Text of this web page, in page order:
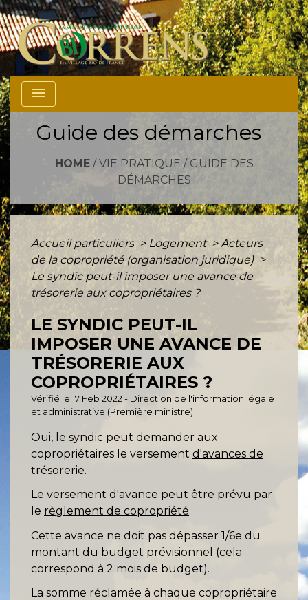
menu
Guide des démarches
HOME/ VIE PRATIQUE / GUIDE DES
DÉMARCHES
Accueil particuliers > Logement > Acteurs
de la copropriété (organisation juridique) >
Le syndic peut-il imposer une avance de
trésorerie aux copropriétaires ?
LE SYNDIC PEUT-IL
IMPOSER UNE AVANCE DE
TRÉSORERIE AUX
COPROPRIÉTAIRES ?
Vérifié le 17 Feb 2022 - Direction de l'information légale
et administrative (Première ministre)
Oui, le syndic peut demander aux
copropriétaires le versement d'avances de
trésorerie.
Le versement d'avance peut être prévu par
le règlement de copropriété.
Cette avance ne doit pas dépasser 1/6e du
montant du budget prévisionnel (cela
correspond à 2 mois de budget).
La somme réclamée à chaque copropriétaire